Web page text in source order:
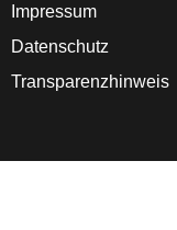
Impressum
Datenschutz
Transparenzhinweis